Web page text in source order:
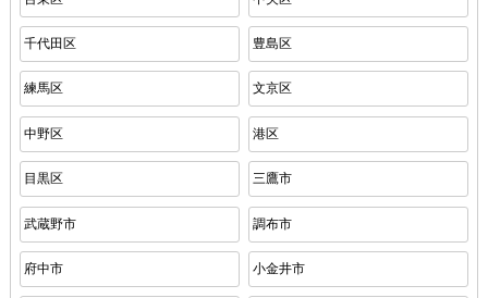
千代田区 豊島区
練馬区 文京区
中野区 港区
目黒区 三鷹市
武蔵野市 調布市
府中市 小金井市